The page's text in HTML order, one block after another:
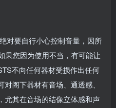
对要自行小心控制音量，因所
果您因为使用不当，有可能让
不向任何器材受损作出任何
阁下器材有音场、通透感、
尤其在音场的结像立体感和声